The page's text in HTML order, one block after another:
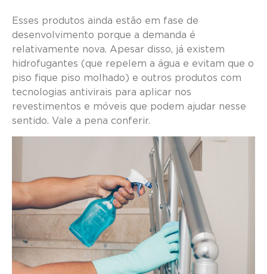
Esses produtos ainda estão em fase de
desenvolvimento porque a demanda é
relativamente nova. Apesar disso, já existem
hidrofugantes (que repelem a água e evitam que o
piso fique piso molhado) e outros produtos com
tecnologias antivirais para aplicar nos
revestimentos e móveis que podem ajudar nesse
sentido. Vale a pena conferir.